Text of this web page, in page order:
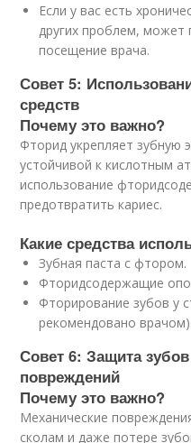
Если у вас есть
других проблем, может
посещение врача.
Совет 5:
средств
Почему это важно?
Фторид укрепляет зубную
устойчивой к кислотным
использование
предотвратить кариес.
Какие средства
Зубная паста с фтором.
Фторидсодержащие
Фторирование зубов у
рекомендовано врачом).
Совет 6: Защита
повреждений
Почему это важно?
Механические
сколам и даже потере